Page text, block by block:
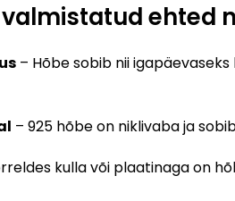
ehted
– Hõbe sobib nii
– 925 hõbe on niklivaba ja
kulla või plaatinaga on